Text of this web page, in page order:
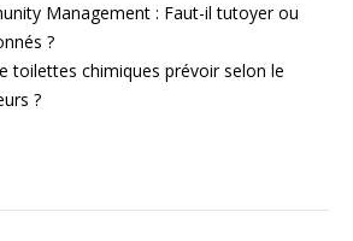
Management : Faut-il tutoyer ou
?
toilettes chimiques prévoir selon le
?